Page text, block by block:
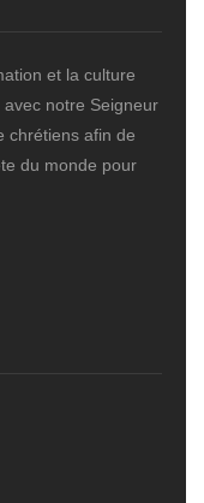
et la culture
notre Seigneur
chrétiens afin de
du monde pour